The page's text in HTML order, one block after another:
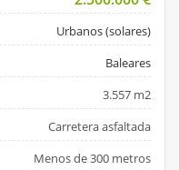
Urbanos (solares)
Baleares
3.557 m2
Carretera asfaltada
Menos de 300 metros